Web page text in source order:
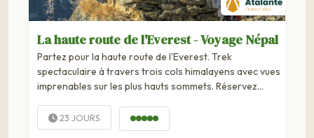
La haute route de l'Everest - Voyage Népal
Partez pour la haute route de l'Everest. Trek
spectaculaire à travers trois cols himalayens avec vues
imprenables sur les plus hauts sommets. Réservez
contentent d'un aller-retour au camp de base de
l'Everest, Atalante vous propose ici la Haute Route de...
23 JOURS